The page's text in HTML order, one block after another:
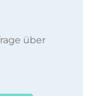
über